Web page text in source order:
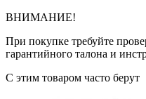
ВНИМАНИЕ!
При покупке требуйте
гарантийного талона и
С этим товаром часто берут